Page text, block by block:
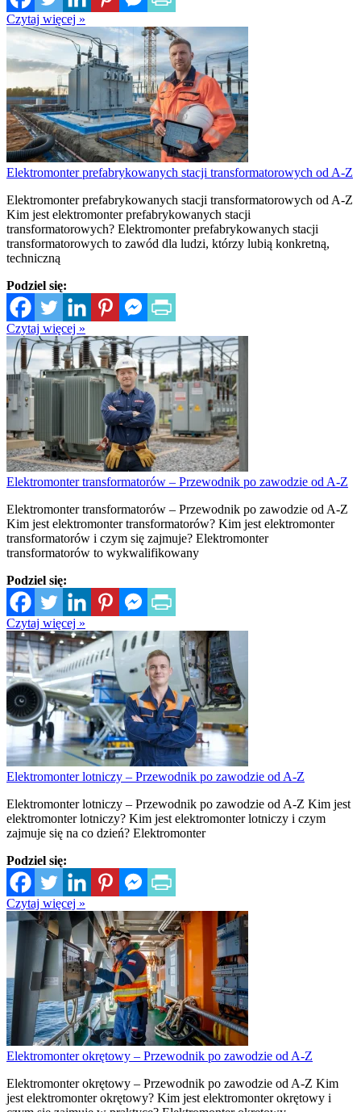
Czytaj więcej »
Elektromonter prefabrykowanych stacji transformatorowych od A-Z
Elektromonter prefabrykowanych stacji transformatorowych od A-Z
Kim jest elektromonter prefabrykowanych stacji
transformatorowych? Elektromonter prefabrykowanych stacji
transformatorowych to zawód dla ludzi, którzy lubią konkretną,
techniczną
Podziel się:
Czytaj więcej »
Elektromonter transformatorów – Przewodnik po zawodzie od A-Z
Elektromonter transformatorów – Przewodnik po zawodzie od A-Z
Kim jest elektromonter transformatorów? Kim jest elektromonter
transformatorów i czym się zajmuje? Elektromonter
transformatorów to wykwalifikowany
Podziel się:
Czytaj więcej »
Elektromonter lotniczy – Przewodnik po zawodzie od A-Z
Elektromonter lotniczy – Przewodnik po zawodzie od A-Z Kim jest
elektromonter lotniczy? Kim jest elektromonter lotniczy i czym
zajmuje się na co dzień? Elektromonter
Podziel się:
Czytaj więcej »
Elektromonter okrętowy – Przewodnik po zawodzie od A-Z
Elektromonter okrętowy – Przewodnik po zawodzie od A-Z Kim
jest elektromonter okrętowy? Kim jest elektromonter okrętowy i